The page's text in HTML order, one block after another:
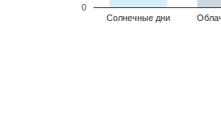
Солнечные дни
0